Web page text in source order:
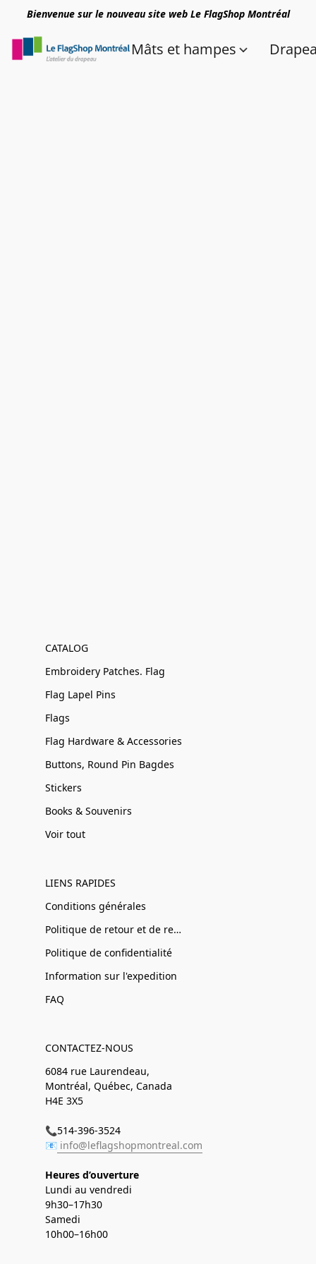
Bienvenue sur le nouveau site web Le FlagShop Montréal
Mâts et hampes
CATALOG
Embroidery Patches. Flag
Flag Lapel Pins
Flags
Flag Hardware & Accessories
Buttons, Round Pin Bagdes
Stickers
Books & Souvenirs
Voir tout
LIENS RAPIDES
Conditions générales
Politique de retour et de remboursement
Politique de confidentialité
Information sur l'expedition
FAQ
CONTACTEZ-NOUS
6084 rue Laurendeau,
Montréal, Québec, Canada
H4E 3X5
📞514-396-3524
📧 info@leflagshopmontreal.com
Heures d’ouverture
Lundi au vendredi
9h30–17h30
Samedi
10h00–16h00